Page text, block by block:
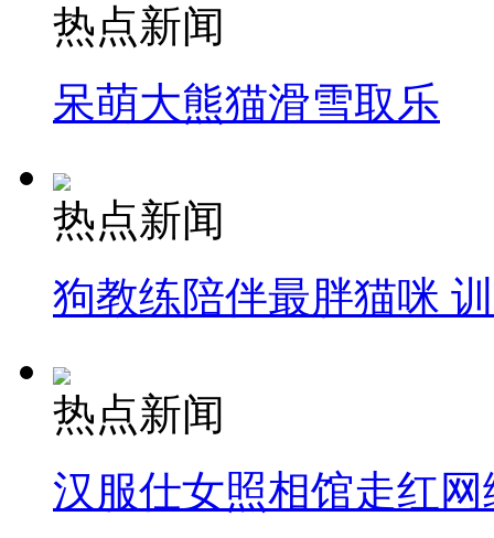
热点新闻
呆萌大熊猫滑雪取乐
热点新闻
狗教练陪伴最胖猫咪
热点新闻
汉服仕女照相馆走红网